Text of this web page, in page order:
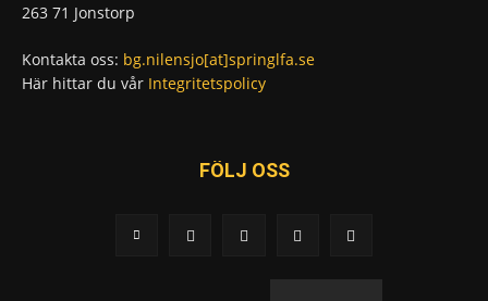
263 71 Jonstorp
Kontakta oss: bg.nilensjo[at]springlfa.se
Här hittar du vår Integritetspolicy
FÖLJ OSS